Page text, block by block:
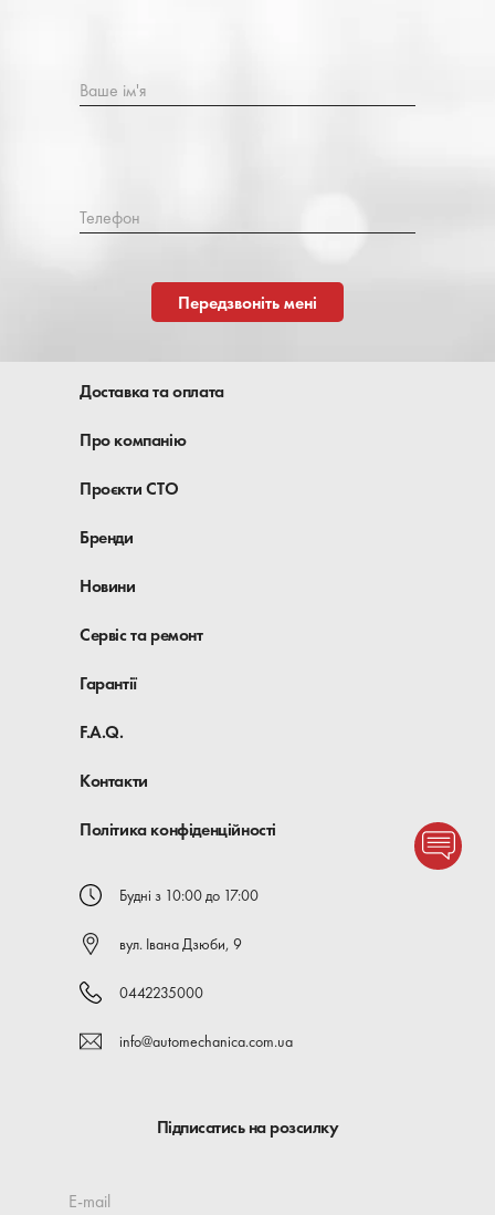
Ваше ім'я
Телефон
Передзвоніть мені
Доставка та оплата
Про компанію
Проєкти СТО
Бренди
Новини
Сервіс та ремонт
Гарантії
F.A.Q.
Контакти
Політика конфіденційності
Будні з 10:00 до 17:00
вул. Івана Дзюби, 9
0442235000
info@automechanica.com.ua
Підписатись на розсилку
E-mail